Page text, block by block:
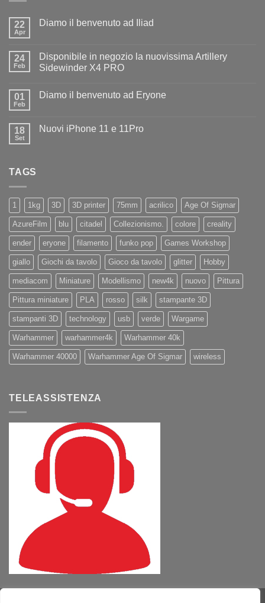
22
Apr
Diamo il benvenuto ad Iliad
Diamo
il
benvenuto
24
Feb
Disponibile in negozio la nuovissima Artillery
Sidewinder X4 PRO
su
la
nuovissima
01
Feb
Diamo il benvenuto ad Eryone
Diamo
18
Set
Nuovi iPhone 11 e 11Pro
TAGS
1 1kg 3D 3D printer 75mm acrilico Age Of Sigmar
AzureFilm blu citadel Collezionismo. colore creality
ender eryone filamento funko pop Games Workshop
giallo Giochi da tavolo Gioco da tavolo glitter Hobby
mediacom Miniature Modellismo new4k nuovo Pittura
Pittura miniature PLA rosso silk stampante 3D
stampanti 3D technology usb verde Wargame
Warhammer warhammer4k Warhammer 40k
Warhammer 40000 Warhammer Age Of Sigmar wireless
TELEASSISTENZA